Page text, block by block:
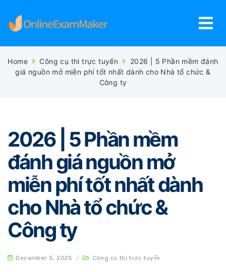
Home Công cụ thi trực tuyến
2026 | 5 Phần mềm đánh
giá nguồn mở miễn phí tốt nhất dành cho Nhà tổ chức &
Công ty
2026 | 5 Phần mềm
đánh giá nguồn mở
miễn phí tốt nhất dành
cho Nhà tổ chức &
Công ty
December 5, 2025 / Công cụ thi trực tuyến